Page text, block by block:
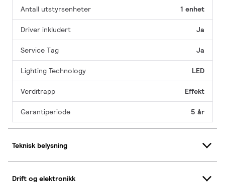
Antall utstyrsenheter 1 enhet
Driver inkludert Ja
Service Tag Ja
Lighting Technology LED
Verditrapp Effekt
Garantiperiode 5 år
Teknisk belysning
Drift og elektronikk